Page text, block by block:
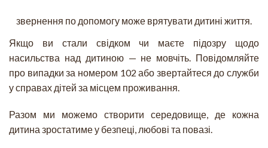
звернення по допомогу може врятувати дитині життя.
Якщо ви стали свідком чи маєте підозру щодо
насильства над дитиною — не мовчіть. Повідомляйте
про випадки за номером 102 або звертайтеся до служби
у справах дітей за місцем проживання.
Разом ми можемо створити середовище, де кожна
дитина зростатиме у безпеці, любові та повазі.